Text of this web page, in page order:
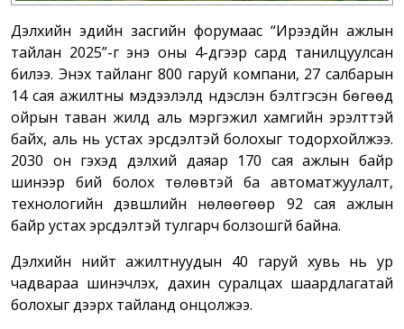
Дэлхийн эдийн засгийн форумаас “Ирээдүйн ажлын
тайлан 2025”-г энэ оны 4-дүгээр сард танилцуулсан
билээ. Энэхүү тайланг 800 гаруй компани, 27 салбарын
14 сая ажилтны мэдээлэлд үндэслэн бэлтгэсэн бөгөөд
ойрын таван жилд аль мэргэжил хамгийн эрэлттэй
байх, аль нь устах эрсдэлтэй болохыг тодорхойлжээ.
2030 он гэхэд дэлхий даяар 170 сая ажлын байр
шинээр бий болох төлөвтэй ба автоматжуулалт,
технологийн дэвшлийн нөлөөгөөр 92 сая ажлын
байр устах эрсдэлтэй тулгарч болзошгүй байна.
Дэлхийн нийт ажилтнуудын 40 гаруй хувь нь ур
чадвараа шинэчлэх, дахин суралцах шаардлагатай
болохыг дээрх тайланд онцолжээ.